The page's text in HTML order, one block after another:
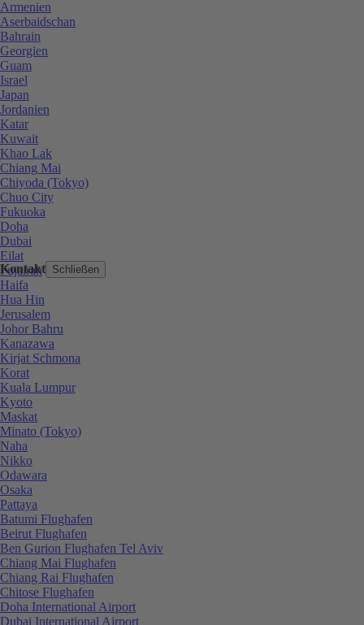
Kontakt Schließen
Armenien
Aserbaidschan
Bahrain
Georgien
Guam
Israel
Japan
Jordanien
Katar
Kuwait
Khao Lak
Chiang Mai
Chiyoda (Tokyo)
Chuo City
Fukuoka
Doha
Dubai
Eilat
Fujairah
Haifa
Hua Hin
Jerusalem
Johor Bahru
Kanazawa
Kirjat Schmona
Korat
Kuala Lumpur
Kyoto
Maskat
Minato (Tokyo)
Naha
Nikko
Odawara
Osaka
Pattaya
Batumi Flughafen
Beirut Flughafen
Ben Gurion Flughafen Tel Aviv
Chiang Mai Flughafen
Chiang Rai Flughafen
Chitose Flughafen
Doha International Airport
Dubai International Airport